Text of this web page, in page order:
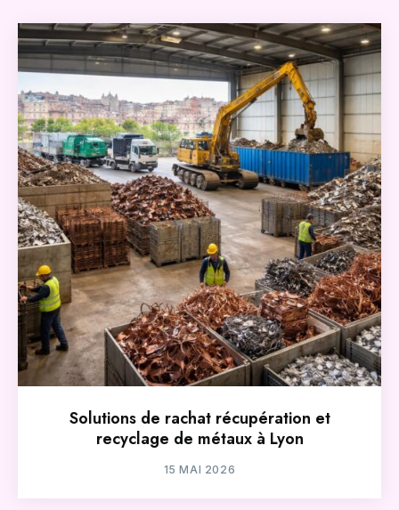
Solutions de rachat récupération et
recyclage de métaux à Lyon
15 MAI 2026